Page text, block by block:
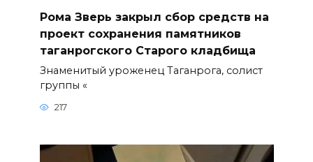
Рома Зверь закрыл сбор средств на
проект сохранения памятников
таганрогского Старого кладбища
Знаменитый уроженец Таганрога, солист
группы «
217